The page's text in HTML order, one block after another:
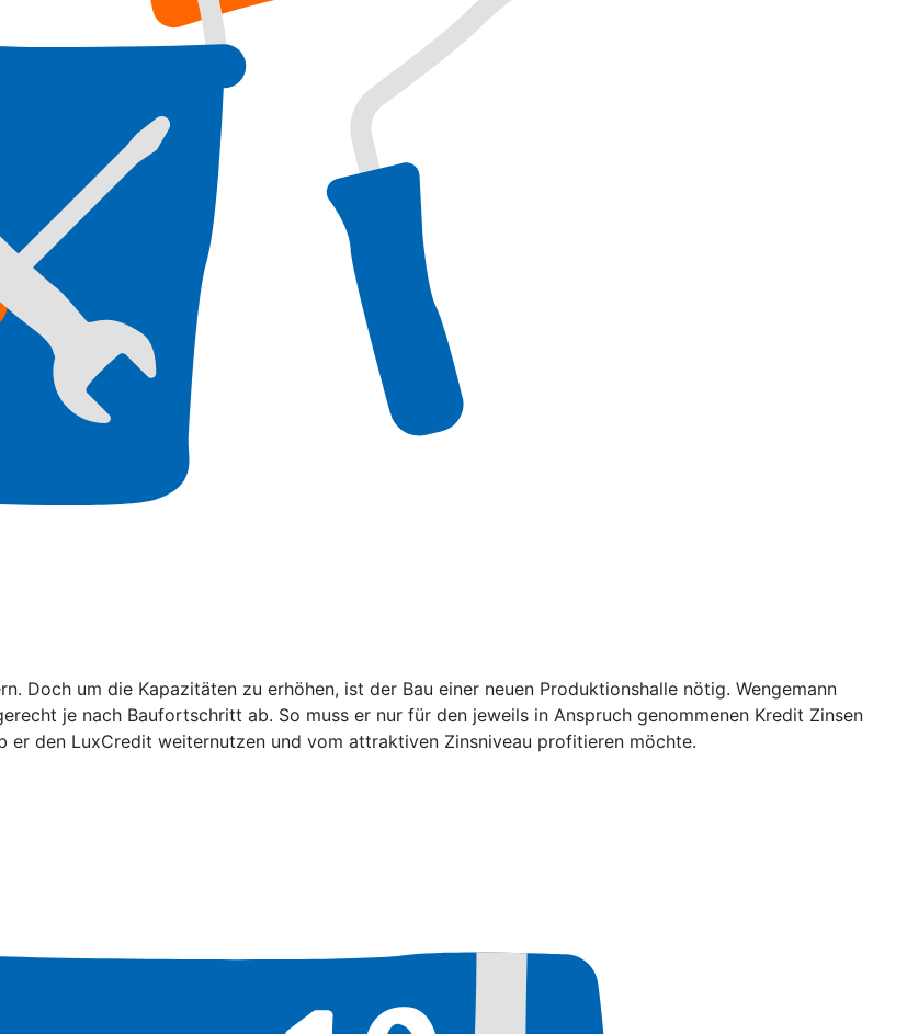
Doch um die Kapazitäten zu erhöhen, ist der Bau einer neuen Produktionshalle nötig. Wengemann
je nach Baufortschritt ab. So muss er nur für den jeweils in Anspruch genommenen Kredit Zinsen
den LuxCredit weiternutzen und vom attraktiven Zinsniveau profitieren möchte.